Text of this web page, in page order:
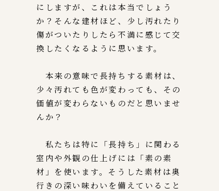
にしますが、これは本当でしょう
か？そんな建材ほど、少し汚れたり
傷がついたりしたら不満に感じて交
換したくなるように思います。
本来の意味で長持ちする素材は、
少々汚れても色が変わっても、その
価値が変わらないものだと思いませ
んか？
私たちは特に「長持ち」に関わる
室内や外観の仕上げには「素の素
材」を使います。そうした素材は奥
行きの深い味わいを備えていること